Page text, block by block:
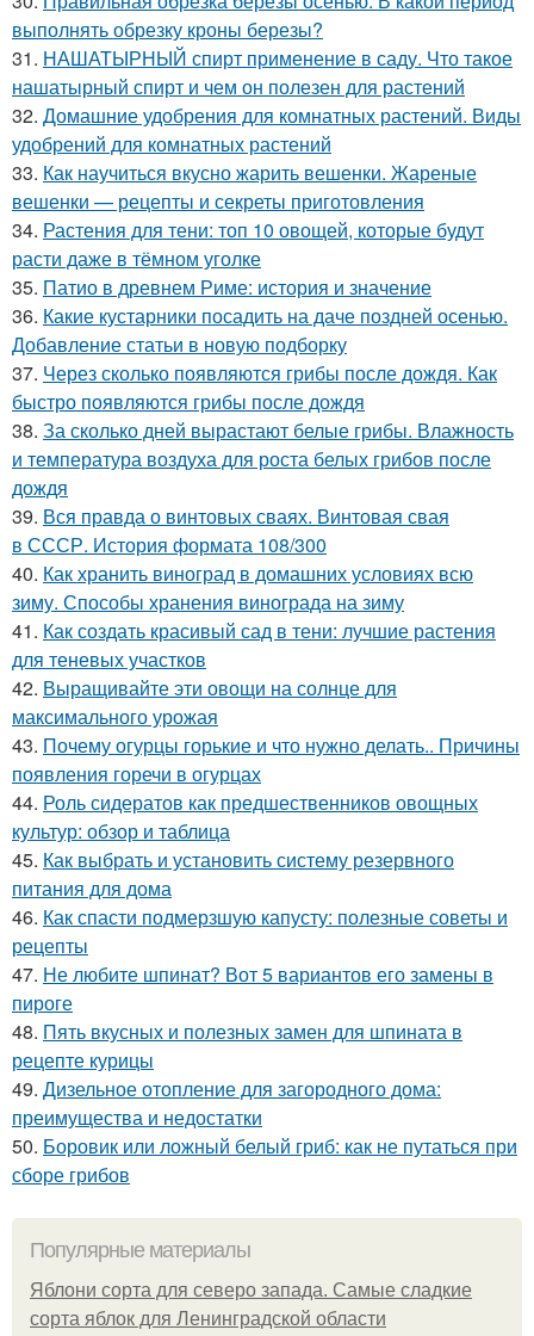
выполнять обрезку кроны березы?
31. НАШАТЫРНЫЙ спирт применение в саду. Что такое
нашатырный спирт и чем он полезен для растений
32. Домашние удобрения для комнатных растений. Виды
удобрений для комнатных растений
33. Как научиться вкусно жарить вешенки. Жареные
вешенки — рецепты и секреты приготовления
34. Растения для тени: топ 10 овощей, которые будут
расти даже в тёмном уголке
35. Патио в древнем Риме: история и значение
36. Какие кустарники посадить на даче поздней осенью.
Добавление статьи в новую подборку
37. Через сколько появляются грибы после дождя. Как
быстро появляются грибы после дождя
38. За сколько дней вырастают белые грибы. Влажность
и температура воздуха для роста белых грибов после
дождя
39. Вся правда о винтовых сваях. Винтовая свая
в СССР. История формата 108/300
40. Как хранить виноград в домашних условиях всю
зиму. Способы хранения винограда на зиму
41. Как создать красивый сад в тени: лучшие растения
для теневых участков
42. Выращивайте эти овощи на солнце для
максимального урожая
43. Почему огурцы горькие и что нужно делать.. Причины
появления горечи в огурцах
44. Роль сидератов как предшественников овощных
культур: обзор и таблица
45. Как выбрать и установить систему резервного
питания для дома
46. Как спасти подмерзшую капусту: полезные советы и
рецепты
47. Не любите шпинат? Вот 5 вариантов его замены в
пироге
48. Пять вкусных и полезных замен для шпината в
рецепте курицы
49. Дизельное отопление для загородного дома:
преимущества и недостатки
50. Боровик или ложный белый гриб: как не путаться при
сборе грибов
Популярные материалы
Яблони сорта для северо запада. Самые сладкие
сорта яблок для Ленинградской области